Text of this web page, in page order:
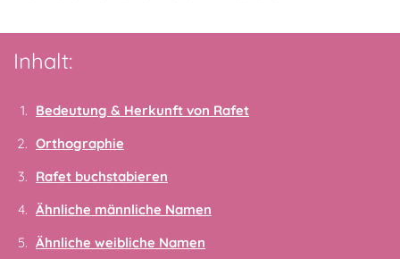
Inhalt:
Bedeutung & Herkunft von Rafet
Orthographie
Rafet buchstabieren
Ähnliche männliche Namen
Ähnliche weibliche Namen